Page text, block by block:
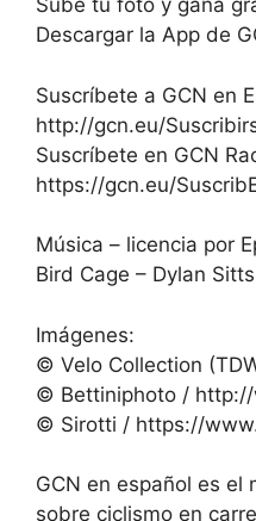
Sube tu foto y gana
Descargar la App de
Suscríbete a GCN en
http://gcn.eu/
Suscríbete en GCN
https://gcn.eu/
Música – licencia por
Bird Cage – Dylan Sitts
Imágenes:
© Velo Collection
© Bettiniphoto /
© Sirotti / https://
GCN en español es el
sobre ciclismo en